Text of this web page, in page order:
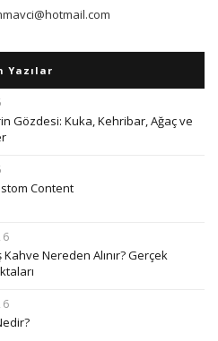
Yazılar
Gözdesi: Kuka, Kehribar, Ağaç ve
Content
Nereden Alınır? Gerçek